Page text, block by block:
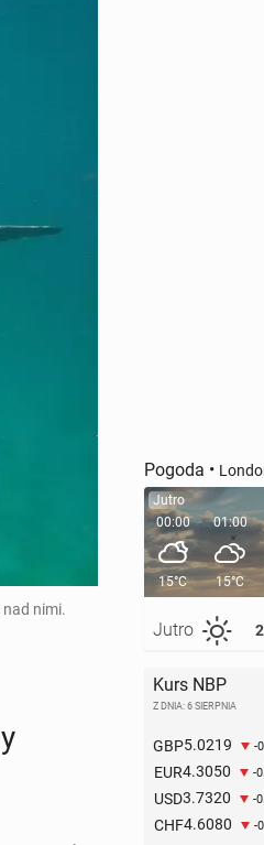
nimi.
Pogoda •
Jutro
00:00
15°C
Jutro
01:00
15°C
Kurs NBP
Z DNIA: 6 SIERPNIA
GBP5.0219 -
EUR4.3050 -
USD3.7320 -
CHF4.6080 -